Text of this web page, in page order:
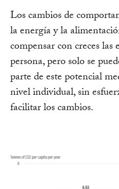
Los cambios de
la energía y la
compensar con creces las
persona, pero solo se
parte de este potencial
nivel individual, sin
facilitar los cambios.